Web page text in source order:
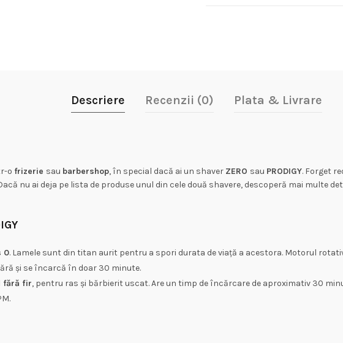
Descriere Recenzii (0) Plata & Livrare
o frizerie sau barbershop, în special dacă ai un shaver ZERO sau PRODIGY. Forget
nu ai deja pe lista de produse unul din cele două shavere, descoperă mai multe
0. Lamele sunt din titan aurit pentru a spori durata de viață a acestora. Motorul
și se încarcă în doar 30 minute.
fără fir, pentru ras și bărbierit uscat. Are un timp de încărcare de aproximativ 30